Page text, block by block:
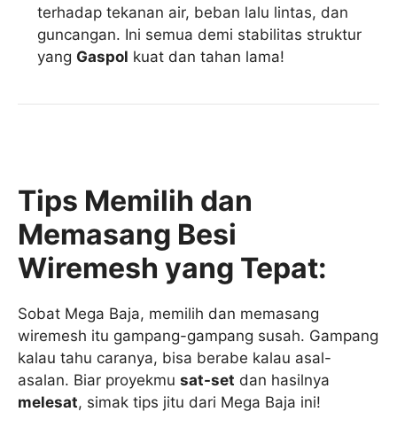
terhadap tekanan air, beban lalu lintas, dan
guncangan. Ini semua demi stabilitas struktur
yang Gaspol kuat dan tahan lama!
Tips Memilih dan
Memasang Besi
Wiremesh yang Tepat:
Sobat Mega Baja, memilih dan memasang
wiremesh itu gampang-gampang susah. Gampang
kalau tahu caranya, bisa berabe kalau asal-
asalan. Biar proyekmu sat-set dan hasilnya
melesat, simak tips jitu dari Mega Baja ini!